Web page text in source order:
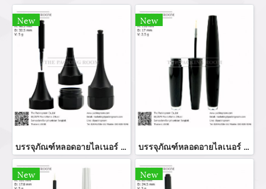
New
บรรจุภัณฑ์หลอดอายไลเนอร์ eyeliner bottle จำหน่ายบรรจุภัณฑ์เครื่องสำอางทุกประเภท
New
บรรจุภัณฑ์หลอดอายไลเนอร์ แท่งอายไลเนอร์ อายลายเนอร์ eyeliner bottler ขวดอายไลเนอร์ จำหน่ายบรรจุภัณฑ์เครื่องสำอางทุกประเภท
New New